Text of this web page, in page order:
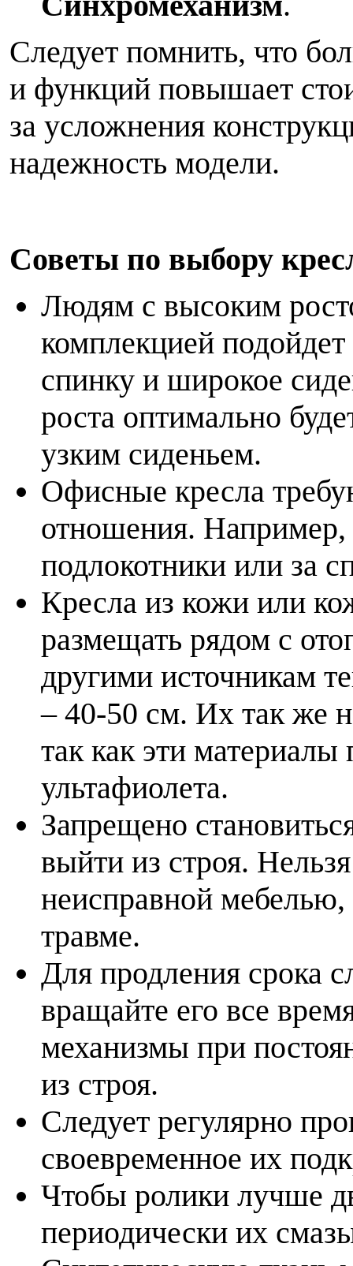
Следует помнить, что
и функций повышает
за усложнения
надежность модели.
Советы по выбору
Людям с высоким
комплекцией
спинку и широкое
роста оптимально
узким сиденьем.
Офисные кресла
отношения. Например,
подлокотники или за
Кресла из кожи или
размещать рядом с
другими источникам
– 40-50 см. Их так же
так как эти материалы
ультафиолета.
Запрещено
выйти из строя.
неисправной мебелью,
травме.
Для продления срока
вращайте его все
механизмы при
из строя.
Следует регулярно
своевременное их
Чтобы ролики лучше
периодически их